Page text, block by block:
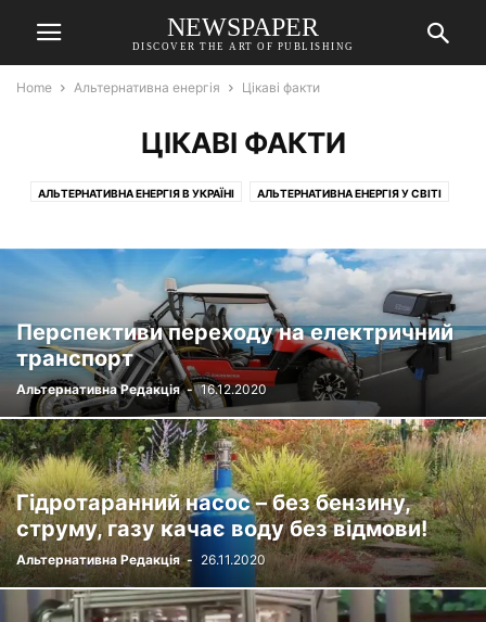
NEWSPAPER
DISCOVER THE ART OF PUBLISHING
Home Альтернативна енергія Цікаві факти
ЦІКАВІ ФАКТИ
АЛЬТЕРНАТИВНА ЕНЕРГІЯ В УКРАЇНІ АЛЬТЕРНАТИВНА ЕНЕРГІЯ У СВІТІ
ІДЕЇ ДЛЯ ЕНЕРГОНЕЗАЛЕЖНОСТІ ЦІКАВІ ФАКТИ
Перспективи переходу на електричний
транспорт
Альтернативна Редакція - 16.12.2020
Гідротаранний насос – без бензину,
струму, газу качає воду без відмови!
Альтернативна Редакція - 26.11.2020